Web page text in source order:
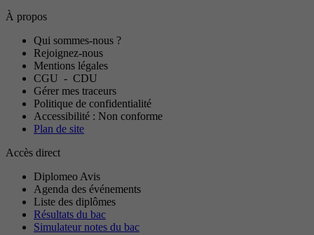
À propos
Qui sommes-nous ?
Rejoignez-nous
Mentions légales
CGU - CDU
Gérer mes traceurs
Politique de confidentialité
Accessibilité : Non conforme
Plan de site
Accès direct
Diplomeo Avis
Agenda des événements
Liste des diplômes
Résultats du bac
Simulateur notes du bac